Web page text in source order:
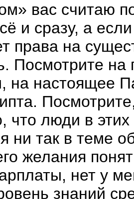
вас считаю
и сразу, а
права на
Посмотрите
на настоящее
что люди в
ни так в теме
желания
нет у
знаний